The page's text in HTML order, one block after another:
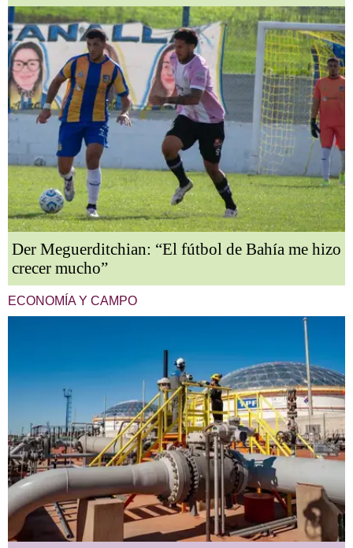
Der Meguerditchian: “El fútbol de Bahía me hizo
crecer mucho”
ECONOMÍA Y CAMPO